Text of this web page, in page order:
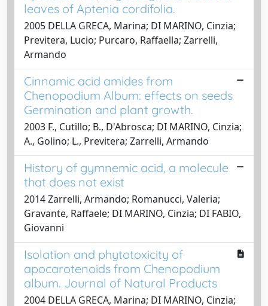
leaves of Aptenia cordifolia.
2005 DELLA GRECA, Marina; DI MARINO, Cinzia;
Previtera, Lucio; Purcaro, Raffaella; Zarrelli,
Armando
Cinnamic acid amides from
Chenopodium Album: effects on seeds
Germination and plant growth.
2003 F., Cutillo; B., D'Abrosca; DI MARINO, Cinzia;
A., Golino; L., Previtera; Zarrelli, Armando
History of gymnemic acid, a molecule
that does not exist
2014 Zarrelli, Armando; Romanucci, Valeria;
Gravante, Raffaele; DI MARINO, Cinzia; DI FABIO,
Giovanni
Isolation and phytotoxicity of
apocarotenoids from Chenopodium
album. Journal of Natural Products
2004 DELLA GRECA, Marina; DI MARINO, Cinzia;